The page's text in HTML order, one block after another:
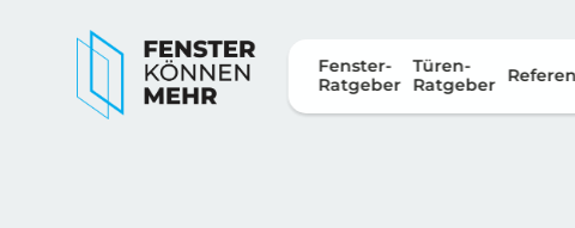
Fenster-
Ratgeber
Türen-
Ratgeber